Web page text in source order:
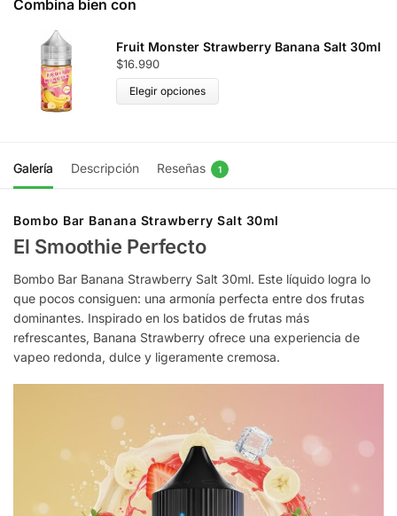
Combina bien con
Fruit Monster Strawberry Banana Salt 30ml
$16.990
Elegir opciones
Galería Descripción Reseñas 1
Bombo Bar Banana Strawberry Salt 30ml
El Smoothie Perfecto
Bombo Bar Banana Strawberry Salt 30ml. Este líquido logra lo
que pocos consiguen: una armonía perfecta entre dos frutas
dominantes. Inspirado en los batidos de frutas más
refrescantes, Banana Strawberry ofrece una experiencia de
vapeo redonda, dulce y ligeramente cremosa.